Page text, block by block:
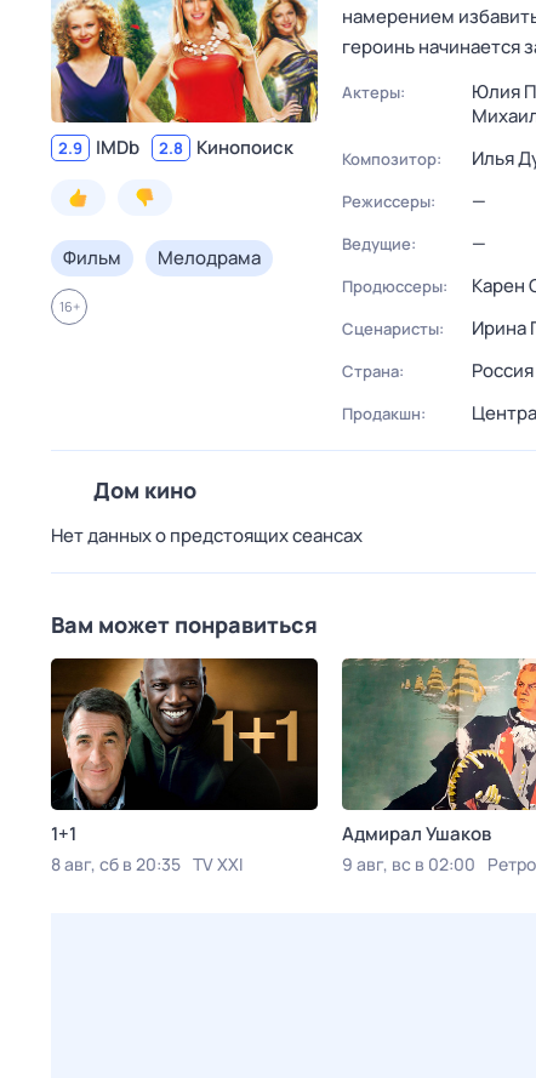
2.9 IMDb 2.8 Кинопоиск
Фильм Мелодрама
16+
намерением
героинь начинается
Актеры: Юлия
Композитор: Илья
Режиссеры: —
Ведущие: —
Продюссеры: Карен
Сценаристы: Ирина
Страна: Россия
Продакшн:
Дом кино
Нет данных о предстоящих сеансах
Вам может понравиться
1+1
8 авг, сб в 20:35 TV XXI
Адмирал Ушаков
9 авг, вс в 02:00 Ретро